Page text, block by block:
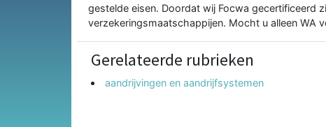
gestelde eisen. Doordat wij Focwa gecertificeerd
verzekeringsmaatschappijen. Mocht u alleen WA
Gerelateerde rubrieken
aandrijvingen en aandrijfsystemen